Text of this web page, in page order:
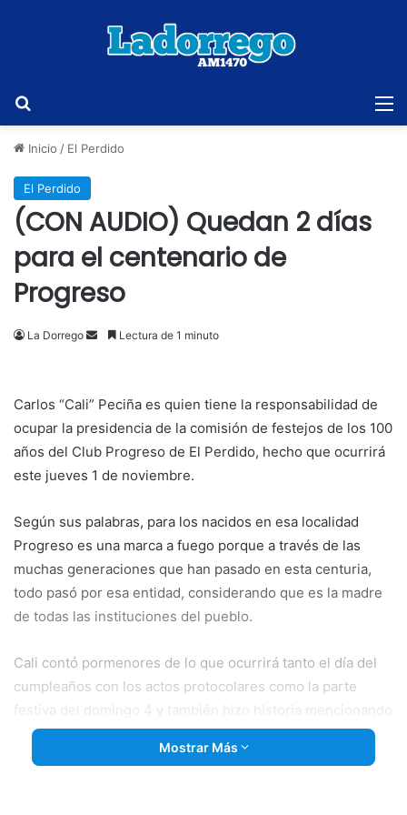
Inicio / El Perdido
El Perdido
(CON AUDIO) Quedan 2 días
para el centenario de
Progreso
La Dorrego
SendLectura de 1 minuto
Carlos “Cali” Peciña es quien tiene la responsabilidad de
ocupar la presidencia de la comisión de festejos de los 100
años del Club Progreso de El Perdido, hecho que ocurrirá
este jueves 1 de noviembre.
Según sus palabras, para los nacidos en esa localidad
Progreso es una marca a fuego porque a través de las
muchas generaciones que han pasado en esta centuria,
todo pasó por esa entidad, considerando que es la madre
de todas las instituciones del pueblo.
Cali contó pormenores de lo que ocurrirá tanto el día del
cumpleaños con los actos protocolares como la parte
festiva del domingo 4 y también hizo historia mencionando
a Don Pedo Balda que fue su primer presidente y tras él
gran cantidad de hombres y mujeres que ocuparon
Mostrar Más